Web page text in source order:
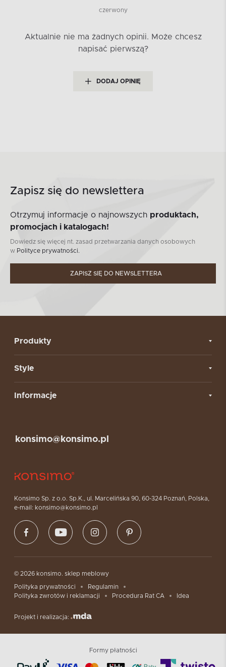
czerwony
Aktualnie nie ma żadnych opinii. Może chcesz
napisać pierwszą?
DODAJ OPINIĘ
Zapisz się do newslettera
Otrzymuj informacje o najnowszych produktach,
promocjach i katalogach!
Dowiedz się więcej nt. zasad przetwarzania danych osobowych
w Polityce prywatności.
ZAPISZ SIĘ DO NEWSLETTERA
Produkty
Style
Informacje
Konsimo Sp. z o.o. Sp.K., ul. Marcelińska 90, 60-324 Poznań, Polska,
e-mail: konsimo@konsimo.pl
konsimo@konsimo.pl
© 2026 konsimo. sklep meblowy
Polityka prywatności
Regulamin
Polityka zwrotów i reklamacji
Procedura Rat CA Idea
Projekt i realizacja:
Formy płatności